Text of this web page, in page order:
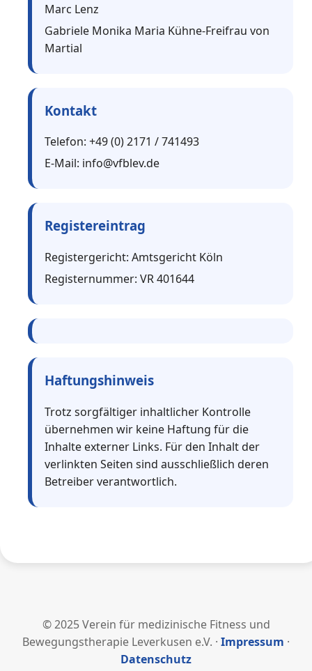
Marc Lenz
Gabriele Monika Maria Kühne-Freifrau von
Martial
Kontakt
Telefon: +49 (0) 2171 / 741493
E‑Mail: info@vfblev.de
Registereintrag
Registergericht: Amtsgericht Köln
Registernummer: VR 401644
Haftungshinweis
Trotz sorgfältiger inhaltlicher Kontrolle
übernehmen wir keine Haftung für die
Inhalte externer Links. Für den Inhalt der
verlinkten Seiten sind ausschließlich deren
Betreiber verantwortlich.
© 2025 Verein für medizinische Fitness und
Bewegungstherapie Leverkusen e.V. · Impressum ·
Datenschutz